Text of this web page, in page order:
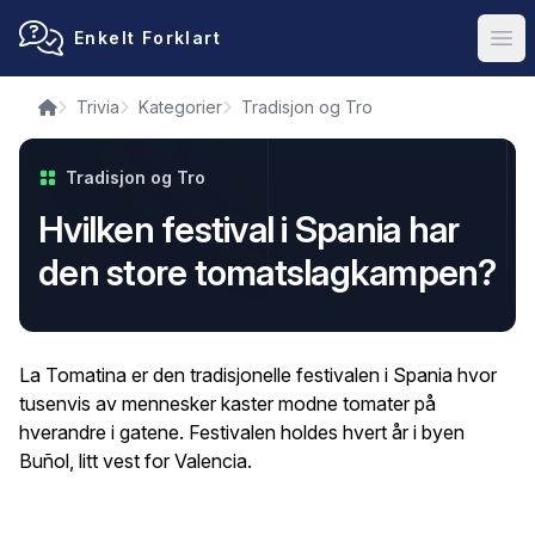
Enkelt Forklart
Trivia Kategorier Tradisjon og Tro
Tradisjon og Tro
Hvilken festival i Spania har
den store tomatslagkampen?
La Tomatina er den tradisjonelle festivalen i Spania hvor
tusenvis av mennesker kaster modne tomater på
hverandre i gatene. Festivalen holdes hvert år i byen
Buñol, litt vest for Valencia.